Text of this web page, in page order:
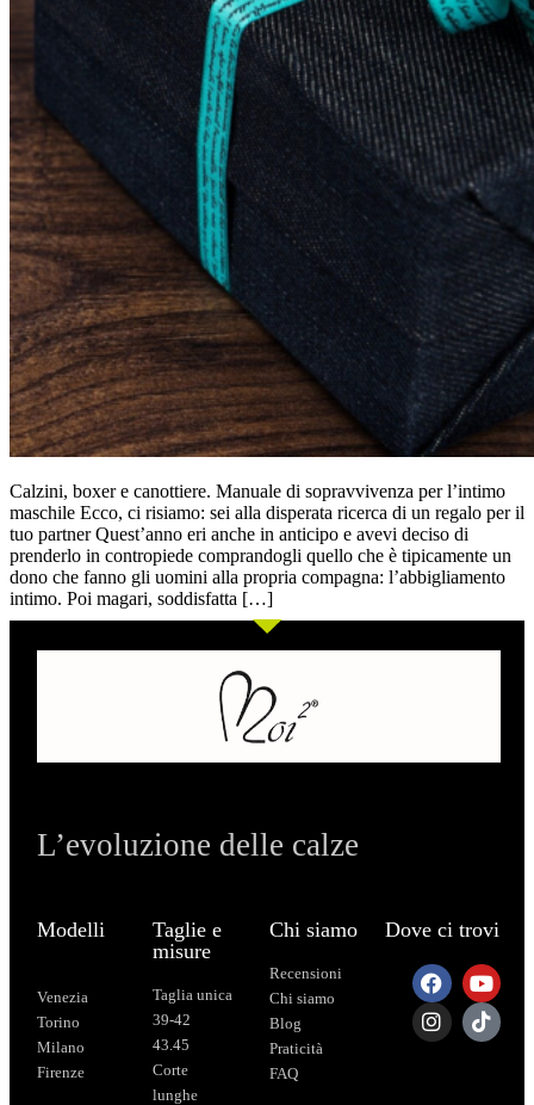
Calzini, boxer e canottiere. Manuale di sopravvivenza per l’intimo
maschile Ecco, ci risiamo: sei alla disperata ricerca di un regalo per il
tuo partner Quest’anno eri anche in anticipo e avevi deciso di
prenderlo in contropiede comprandogli quello che è tipicamente un
dono che fanno gli uomini alla propria compagna: l’abbigliamento
intimo. Poi magari, soddisfatta […]
L’evoluzione delle calze
Modelli
Venezia
Torino
Milano
Firenze
Taglie e
misure
Taglia unica
39-42
43.45
Corte
lunghe
Chi siamo
Recensioni
Chi siamo
Blog
Praticità
FAQ
Dove ci trovi